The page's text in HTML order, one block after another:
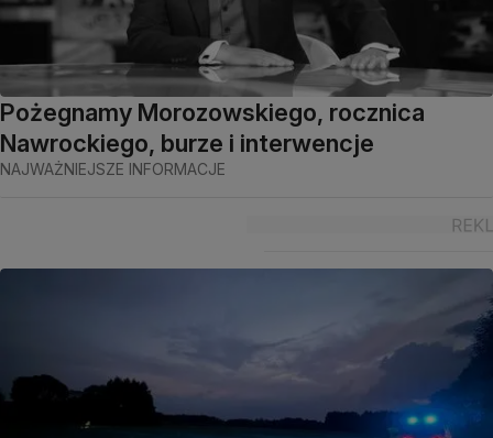
Pożegnamy Morozowskiego, rocznica
Nawrockiego, burze i interwencje
NAJWAŻNIEJSZE INFORMACJE